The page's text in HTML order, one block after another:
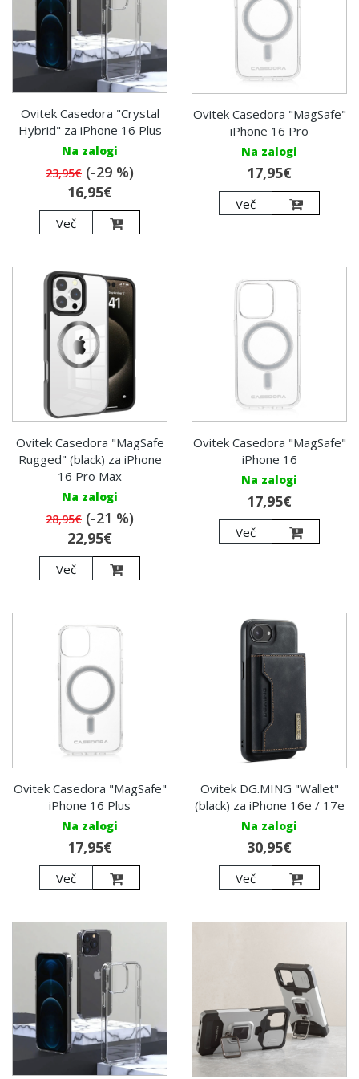
Ovitek Casedora "Crystal
Hybrid" za iPhone 16 Plus
Na zalogi
23,95€ (-29 %)
16,95€
Več
Ovitek Casedora "MagSafe"
iPhone 16 Pro
Na zalogi
17,95€
Več
Ovitek Casedora "MagSafe
Rugged" (black) za iPhone
16 Pro Max
Na zalogi
28,95€ (-21 %)
22,95€
Več
Ovitek Casedora "MagSafe"
iPhone 16
Na zalogi
17,95€
Več
Ovitek Casedora "MagSafe"
iPhone 16 Plus
Na zalogi
17,95€
Več
Ovitek DG.MING "Wallet"
(black) za iPhone 16e / 17e
Na zalogi
30,95€
Več